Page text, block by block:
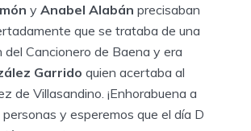
y Anabel Alabán precisaban
que se trataba de una
del Cancionero de Baena y era
Garrido quien acertaba al
de Villasandino. ¡Enhorabuena a
y esperemos que el día D